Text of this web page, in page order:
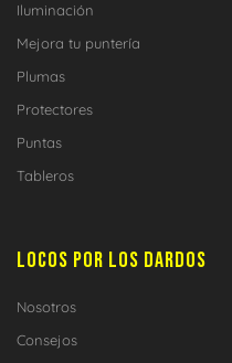
Iluminación
Mejora tu puntería
Plumas
Protectores
Puntas
Tableros
LOCOS POR LOS DARDOS
Nosotros
Consejos